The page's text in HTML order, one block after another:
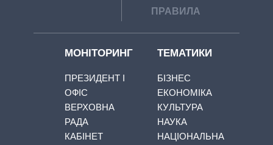
ПРАВИЛА
МОНІТОРИНГ
ПРЕЗИДЕНТ І
ОФІС
ВЕРХОВНА
РАДА
КАБІНЕТ
ТЕМАТИКИ
БІЗНЕС
ЕКОНОМІКА
КУЛЬТУРА
НАУКА
НАЦІОНАЛЬНА